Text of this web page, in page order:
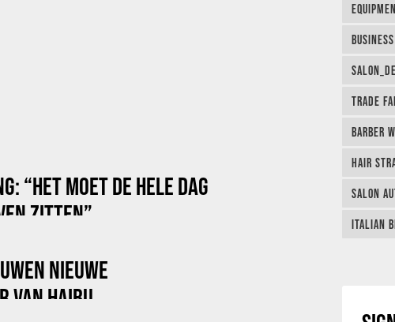
“HET MOET DE HELE DAG
ZITTEN”
NIEUWE
VAN HAIBU
TRADE
BARBER
HAIR
SALON
ITALIAN